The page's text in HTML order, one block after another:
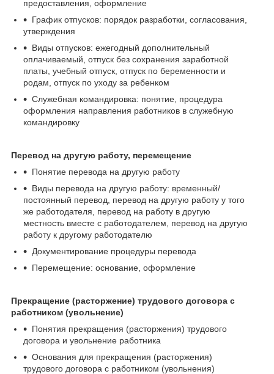
предоставления, оформление
График отпусков: порядок разработки, согласования,
утверждения
Виды отпусков: ежегодный дополнительный
оплачиваемый, отпуск без сохранения заработной
платы, учебный отпуск, отпуск по беременности и
родам, отпуск по уходу за ребенком
Служебная командировка: понятие, процедура
оформления направления работников в служебную
командировку
Перевод на другую работу, перемещение
Понятие перевода на другую работу
Виды перевода на другую работу: временный/
постоянный перевод, перевод на другую работу у того
же работодателя, перевод на работу в другую
местность вместе с работодателем, перевод на другую
работу к другому работодателю
Документирование процедуры перевода
Перемещение: основание, оформление
Прекращение (расторжение) трудового договора с
работником (увольнение)
Понятия прекращения (расторжения) трудового
договора и увольнение работника
Основания для прекращения (расторжения)
трудового договора с работником (увольнения)